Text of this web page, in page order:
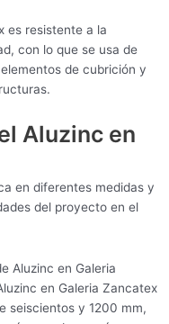
es resistente a la
con lo que se usa de
de cubrición y
Aluzinc en
en diferentes medidas y
del proyecto en el
Aluzinc en Galeria
en Galeria Zancatex
seiscientos y 1200 mm,